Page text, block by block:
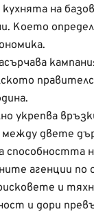
на
Което
укрепва
двете
способността
агенции по
и
и дори